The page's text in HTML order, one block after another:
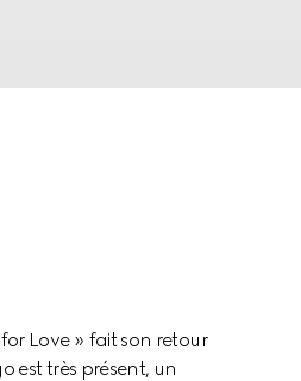
Love » fait son retour
est très présent, un